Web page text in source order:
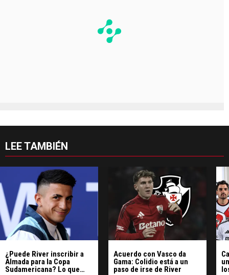
LEE TAMBIÉN
¿Puede River inscribir a
Almada para la Copa
Sudamericana? Lo que
Acuerdo con Vasco da
Gama: Colidio está a un
paso de irse de River